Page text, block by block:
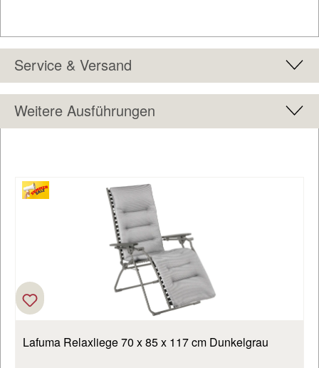
Service & Versand
Weitere Ausführungen
Lafuma Relaxliege 70 x 85 x 117 cm Dunkelgrau